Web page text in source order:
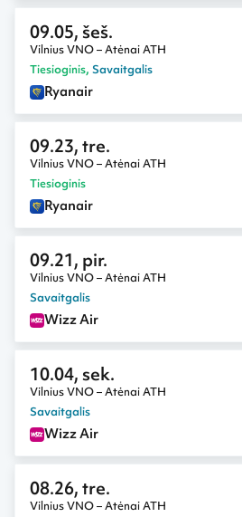
09.05, šeš.
Vilnius VNO – Atėnai ATH
Tiesioginis, Savaitgalis
Ryanair
09.23, tre.
Vilnius VNO – Atėnai ATH
Tiesioginis
Ryanair
09.21, pir.
Vilnius VNO – Atėnai ATH
Savaitgalis
Wizz Air
10.04, sek.
Vilnius VNO – Atėnai ATH
Savaitgalis
Wizz Air
08.26, tre.
Vilnius VNO – Atėnai ATH